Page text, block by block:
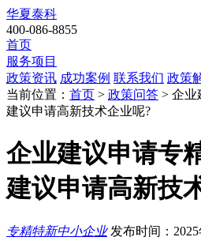
华夏泰科
400-086-8855
首页
服务项目
政策资讯 成功案例 联系我们 政策
当前位置： 首页 > 政策问答 > 企业
建议申请高新技术企业呢?
企业建议申请专
建议申请高新技
专精特新中小企业 发布时间：